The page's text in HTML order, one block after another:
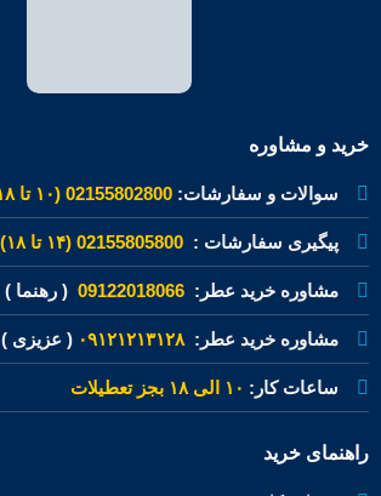
خرید و مشاوره
سوالات و سفارشات: 02155802800 (۱۰ تا ۱۸)
پیگیری سفارشات : 02155805800 (۱۴ تا ۱۸)
مشاوره خرید عطر: 09122018066 ( رهنما )
مشاوره خرید عطر: ۰۹۱۲۱۲۱۳۱۲۸ ( عزیزی )
ساعات کار: ۱۰ الی ۱۸ بجز تعطیلات
راهنمای خرید